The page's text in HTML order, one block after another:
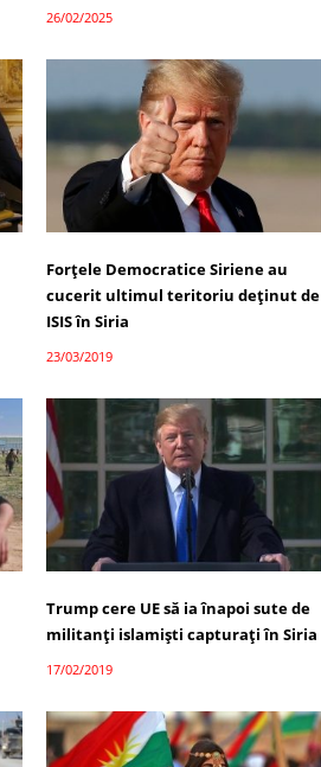
26/02/2025
Forţele Democratice Siriene au
cucerit ultimul teritoriu deţinut de
ISIS în Siria
23/03/2019
Trump cere UE să ia înapoi sute de
militanţi islamişti capturaţi în Siria
17/02/2019